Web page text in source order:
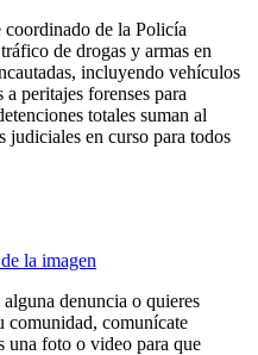
de la Policía
de drogas y armas en
incluyendo vehículos
peritajes forenses para
totales suman al
judiciales en curso para todos
denuncia o quieres
comunidad, comunícate
una foto o video para que